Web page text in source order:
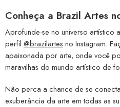
Conheça a Brazil Artes
Aprofunde-se no universo artístico
perfil @brazilartes no Instagram.
apaixonada por arte, onde você
maravilhas do mundo artístico de
Não perca a chance de se
exuberância da arte em todas as